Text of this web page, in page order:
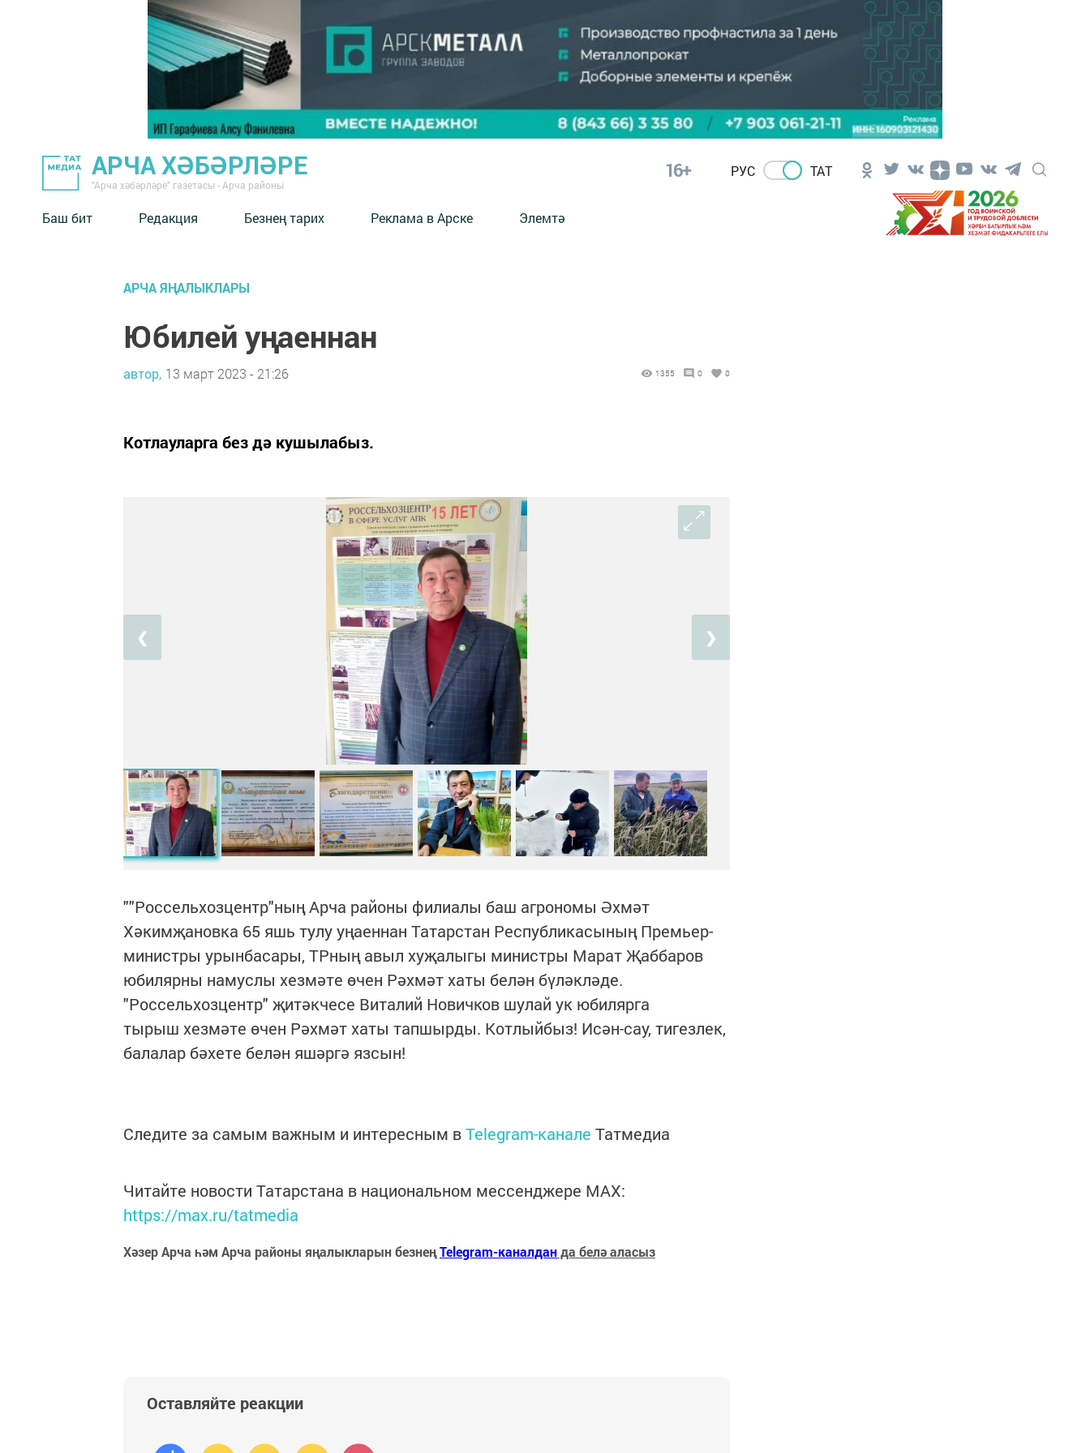
АРЧА ХӘБӘРЛӘРЕ
"Арча хәбәрләре" газетасы - Арча районы
16+ РУС ТАТ
Баш бит Редакция Безнең тарих Реклама в Арске Элемтә
АРЧА ЯҢАЛЫКЛАРЫ
Юбилей уңаеннан
автор, 13 март 2023 - 21:26 1355 0 0
Котлауларга без дә кушылабыз.
❮ ❯
""Россельхозцентр"ның Арча районы филиалы баш агрономы Әхмәт
Хәкимҗановка 65 яшь тулу уңаеннан Татарстан Республикасының Премьер-
министры урынбасары, ТРның авыл хуҗалыгы министры Марат Җаббаров
юбилярны намуслы хезмәте өчен Рәхмәт хаты белән бүләкләде.
"Россельхозцентр" җитәкчесе Виталий Новичков шулай ук юбилярга
тырыш хезмәте өчен Рәхмәт хаты тапшырды. Котлыйбыз! Исән-сау, тигезлек,
балалар бәхете белән яшәргә язсын!
Следите за самым важным и интересным вTelegram-канале Татмедиа
Читайте новости Татарстана в национальном мессенджере MАХ:
https://max.ru/tatmedia
Хәзер Арча һәм Арча районы яңалыкларын безнеңTelegram-каналданда белә аласыз
Оставляйте реакции